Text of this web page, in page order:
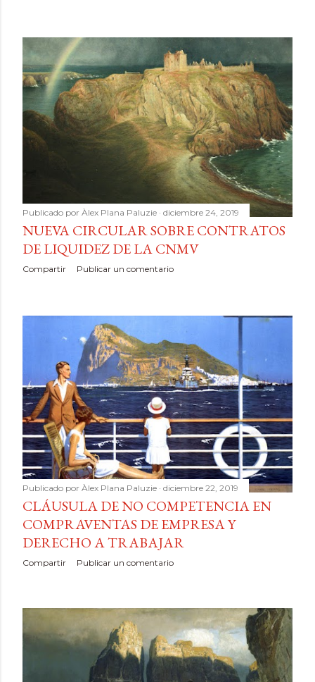
Publicado por Àlex Plana Paluzie diciembre 24, 2019
NUEVA CIRCULAR SOBRE CONTRATOS
DE LIQUIDEZ DE LA CNMV
Compartir Publicar un comentario
Publicado por Àlex Plana Paluzie diciembre 22, 2019
CLÁUSULA DE NO COMPETENCIA EN
COMPRAVENTAS DE EMPRESA Y
DERECHO A TRABAJAR
Compartir Publicar un comentario